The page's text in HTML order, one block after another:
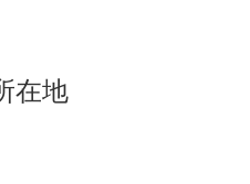
在地